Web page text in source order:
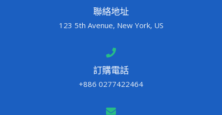
聯絡地址
123 5th Avenue, New York, US
訂購電話
+886 0277422464